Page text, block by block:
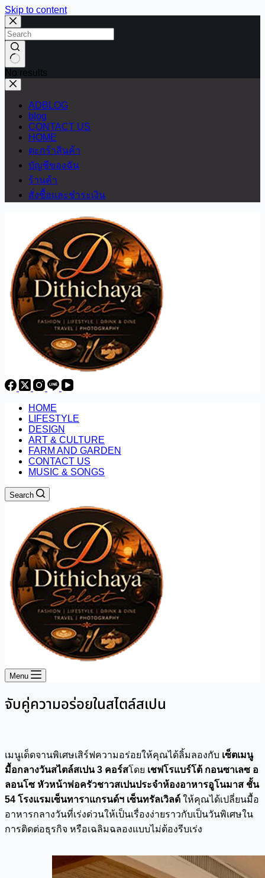
Skip to content
No results
ADBLOG
blog
CONTACT US
HOME
ตะกร้าสินค้า
บัญชีของฉัน
ร้านค้า
สั่งซื้อและชำระเงิน
HOME
LIFESTYLE
DESIGN
ART & CULTURE
FARM AND GARDEN
CONTACT US
MUSIC & SONGS
Search
Menu
จับคู่ความอร่อยในสไตล์สเปน
เมนูเด็ดจานพิเศษเสิร์ฟความอร่อยให้คุณได้ลิ้มลองกับ เซ็ตเมนู
มื้อกลางวันสไตล์สเปน 3 คอร์สโดย เชฟโรแบร์โต้ กอนซาเลซ อ
ลอนโซ หัวหน้าพ่อครัวชาวสเปนประจำห้องอาหารอูโนมาส ชั้น
54 โรงแรมเซ็นทาราแกรนด์ฯ เซ็นทรัลเวิลด์ ให้คุณได้เปลี่ยนมื้อ
อาหารกลางวันที่เร่งด่วนให้เป็นเรื่องง่ายราวกับเป็นวันพิเศษใน
การติดต่อธุรกิจ หรือเฉลิมฉลองแบบไม่ต้องรีบเร่ง